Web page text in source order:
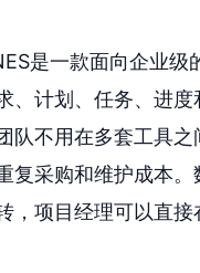
是一款面向企业级
、计划、任务、进度
队不用在多套工具之
复采购和维护成本。
，项目经理可以直接